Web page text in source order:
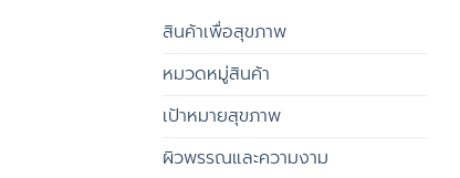
สินค้าเพื่อสุขภาพ
หมวดหมู่สินค้า
เป้าหมายสุขภาพ
ผิวพรรณและความงาม